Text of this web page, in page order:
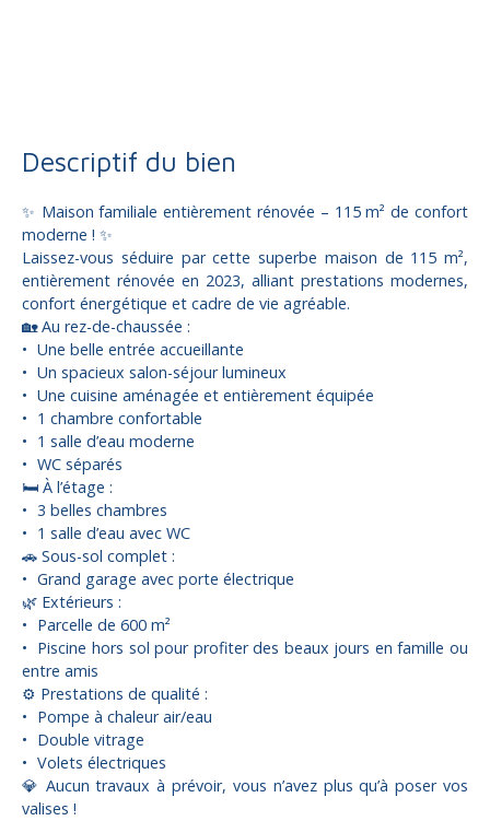
Descriptif du bien
✨ Maison familiale entièrement rénovée – 115 m² de confort
moderne ! ✨
Laissez-vous séduire par cette superbe maison de 115 m²,
entièrement rénovée en 2023, alliant prestations modernes,
confort énergétique et cadre de vie agréable.
🏡 Au rez-de-chaussée :
Une belle entrée accueillante
Un spacieux salon-séjour lumineux
Une cuisine aménagée et entièrement équipée
1 chambre confortable
1 salle d’eau moderne
WC séparés
🛏 À l’étage :
3 belles chambres
1 salle d’eau avec WC
🚗 Sous-sol complet :
Grand garage avec porte électrique
🌿 Extérieurs :
Parcelle de 600 m²
Piscine hors sol pour profiter des beaux jours en famille ou
entre amis
⚙ Prestations de qualité :
Pompe à chaleur air/eau
Double vitrage
Volets électriques
💎 Aucun travaux à prévoir, vous n’avez plus qu’à poser vos
valises !